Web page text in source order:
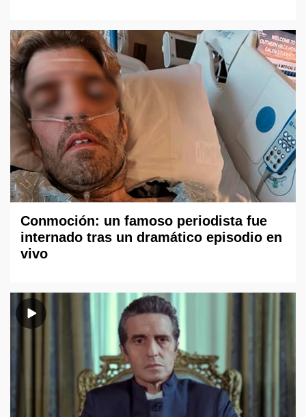
Conmoción: un famoso periodista fue
internado tras un dramático episodio en
vivo